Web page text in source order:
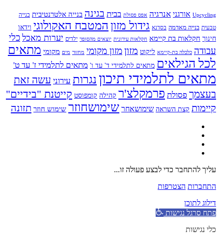
Upcycling אורגני אנרגיה אפס פסולת בבית בגינה בנייה אלטרנטיבית בנייה
טבעית בנייה מאדמה בסדנא גידול מזון המטבח האקולוגי וידאו
חינוך חקלאות בת קיימא חקלאות עירונית יוצאים מהסופר ילדים יערות מאכל כלי
עבודה כלכלה בת-קיימא ליקוט מזוןמזון מקומי מחזור מים מקומי מתאים
לכל הגילאים מתאים לתלמידי ד' עד ו' מתאים לתלמידי ז' עד ט'
מתאים לתלמידי תיכון נגרות עירוני עשה זאת
בעצמך פסולת פרמקלצ'ר קהילה קומפוסט קייטנת "בידיים"
קיימות קצת השראה שימושאחר שימושחוזר שימוש חוזר תזונה
עליך להתחבר כדי לבצע פעולה זו...
התחברות הצטרפות
דילוג לתוכן
פתח סרגל נגישות
כלי נגישות